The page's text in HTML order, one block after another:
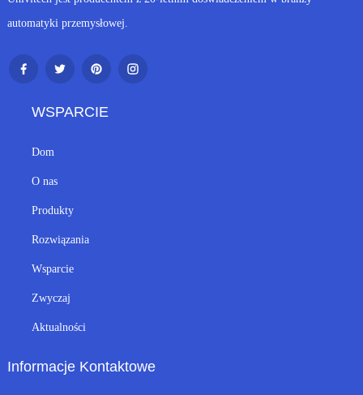
automatyki przemysłowej.
WSPARCIE
Dom
O nas
Produkty
Rozwiązania
Wsparcie
Zwyczaj
Aktualności
Informacje Kontaktowe